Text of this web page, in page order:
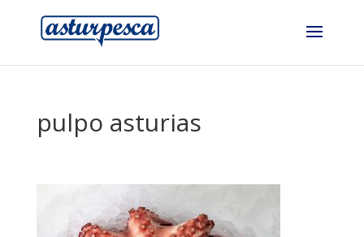
pulpo asturias